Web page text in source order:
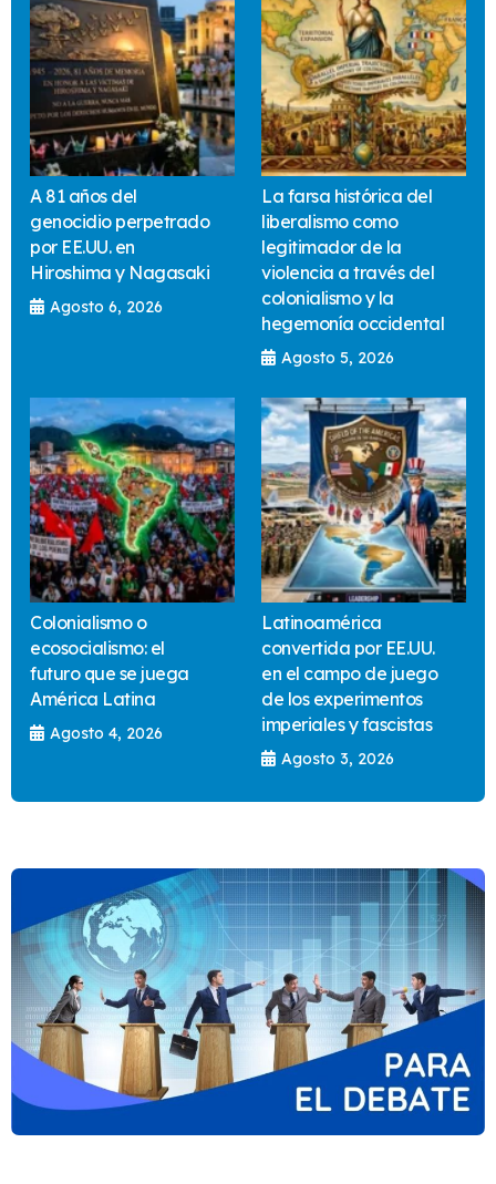
A 81 años del
genocidio perpetrado
por EE.UU. en
Hiroshima y Nagasaki
Agosto 6, 2026
La farsa histórica del
liberalismo como
legitimador de la
violencia a través del
colonialismo y la
hegemonía occidental
Agosto 5, 2026
Colonialismo o
ecosocialismo: el
futuro que se juega
América Latina
Agosto 4, 2026
Latinoamérica
convertida por EE.UU.
en el campo de juego
de los experimentos
imperiales y fascistas
Agosto 3, 2026